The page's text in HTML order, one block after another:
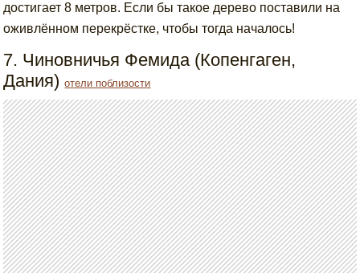
достигает 8 метров. Если бы такое дерево поставили на
оживлённом перекрёстке, чтобы тогда началось!
7. Чиновничья Фемида (Копенгаген,
Дания)отели поблизости